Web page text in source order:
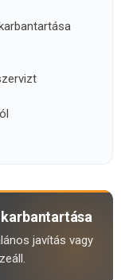
javítás vagy